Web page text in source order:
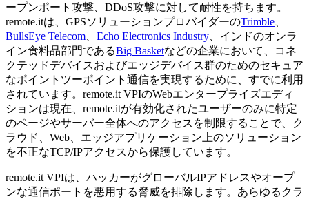
ープンポート攻撃、DDoS攻撃に対して耐性を持ちます。
remote.itは、GPSソリューションプロバイダーのTrimble
BullsEye Telecom
Echo Electronics Industry 、インドのオンラ
イン食料品部門であるBig Basketなどの企業において、コネ
クテッドデバイスおよびエッジデバイス群のためのセキュア
なポイントツーポイント通信を実現するために、すでに利用
されています。remote.it VPIのWebエンタープライズエディ
ションは現在、remote.itが有効化されたユーザーのみに特定
のページやサーバー全体へのアクセスを制限することで、ク
ラウド、Web、エッジアプリケーション上のソリューション
を不正なTCP/IPアクセスから保護しています。
remote.it VPIは、ハッカーがグローバルIPアドレスやオープ
ンな通信ポートを悪用する脅威を排除します。あらゆるクラ